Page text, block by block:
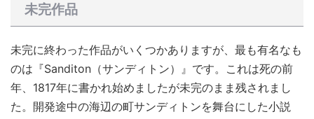
未完作品
未完に終わった作品がいくつかありますが、最も有名なも
のは『Sanditon（サンディトン）』です。これは死の前
年、1817年に書かれ始めましたが未完のまま残されまし
た。開発途中の海辺の町サンディトンを舞台にした小説